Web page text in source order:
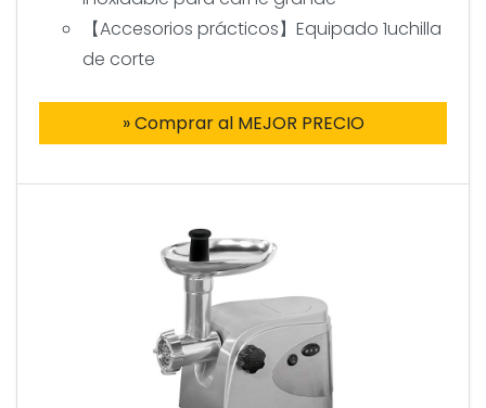
【Accesorios prácticos】Equipado 1uchilla
de corte
» Comprar al MEJOR PRECIO